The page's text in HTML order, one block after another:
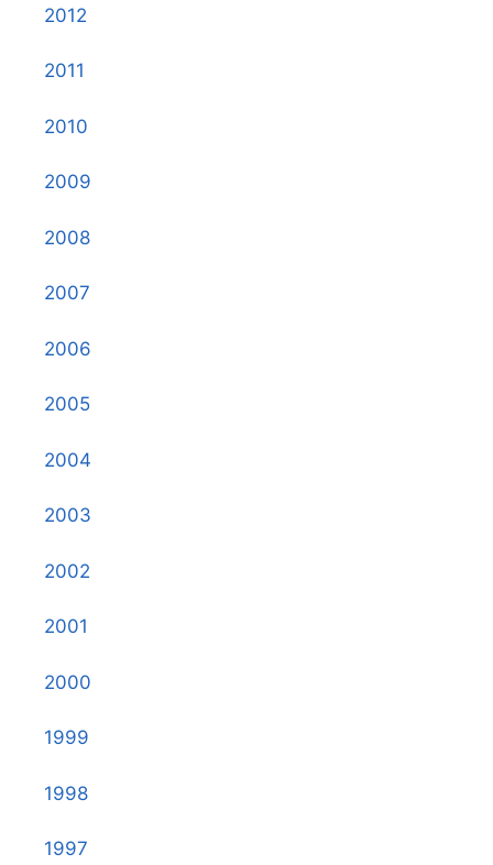
2012
2011
2010
2009
2008
2007
2006
2005
2004
2003
2002
2001
2000
1999
1998
1997